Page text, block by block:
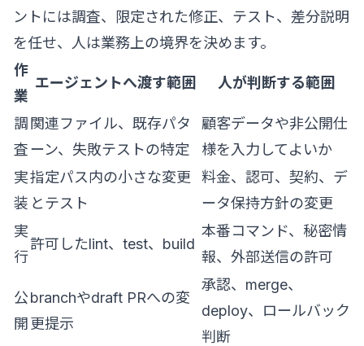
ントには調査、限定された修正、テスト、差分説明
を任せ、人は業務上の境界を決めます。
作
業
エージェントへ渡す範囲 人が判断する範囲
調
査
関連ファイル、既存パタ
ーン、失敗テストの特定
顧客データや非公開仕
様を入力してよいか
実
装
指定パス内の小さな変更
とテスト
料金、認可、契約、デ
ータ保持方針の変更
実
行
許可したlint、test、build
本番コマンド、秘密情
報、外部送信の許可
公
開
branchやdraft PRへの変
更提示
承認、merge、
deploy、ロールバック
判断